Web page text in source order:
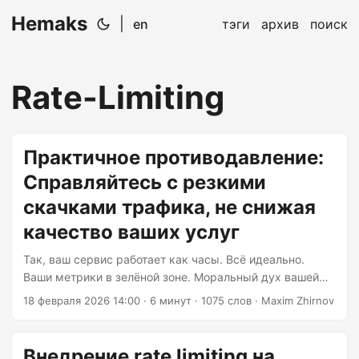
Hemaks en тэги архив поиск
Rate-Limiting
Практичное противодавление:
Справляйтесь с резкими
скачками трафика, не снижая
качество ваших услуг
Так, ваш сервис работает как часы. Всё идеально.
Ваши метрики в зелёной зоне. Моральный дух вашей
команды выше, чем бюджет на инфраструктуру. И тут
исчерпаны, а логи напоминают кофейню во время
18 февраля 2026 14:00 · 6 минут · 1075 слов · Maxim Zhirnov